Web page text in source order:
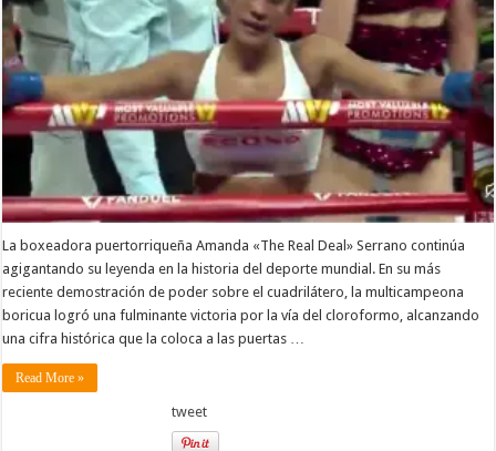
La boxeadora puertorriqueña Amanda «The Real Deal» Serrano continúa
agigantando su leyenda en la historia del deporte mundial. En su más
reciente demostración de poder sobre el cuadrilátero, la multicampeona
boricua logró una fulminante victoria por la vía del cloroformo, alcanzando
una cifra histórica que la coloca a las puertas …
Read More »
tweet